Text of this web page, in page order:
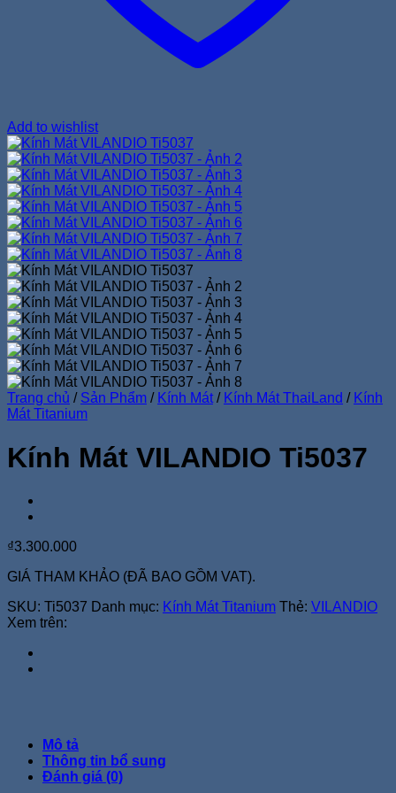
Add to wishlist
Trang chủ / Sản Phẩm / Kính Mát / Kính Mát ThaiLand / Kính
Mát Titanium
Kính Mát VILANDIO Ti5037
₫3.300.000
GIÁ THAM KHẢO (ĐÃ BAO GỒM VAT).
SKU: Ti5037 Danh mục: Kính Mát Titanium Thẻ: VILANDIO
Xem trên:
Mô tả
Thông tin bổ sung
Đánh giá (0)